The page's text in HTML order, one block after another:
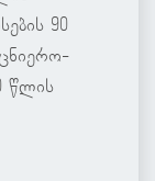
90
წლის